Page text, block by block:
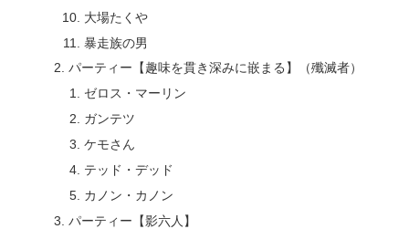
大場たくや
暴走族の男
パーティー【趣味を貫き深みに嵌まる】（殲滅者）
ゼロス・マーリン
ガンテツ
ケモさん
テッド・デッド
カノン・カノン
パーティー【影六人】